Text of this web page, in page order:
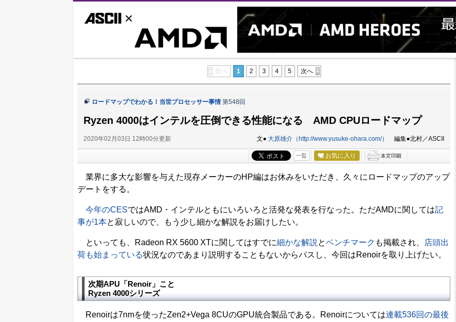
AMD
前へ 1 2 3 4 5 次へ
ロードマップでわかる！当世プロセッサー事情 第548回
Ryzen 4000はインテルを圧倒できる性能になる AMD CPUロードマップ
2020年02月03日 12時00分更新 文● 大原雄介（http://www.yusuke-ohara.com/） 編集●北村／ASCII
一覧 お気に入り
業界に多大な影響を与えた現存メーカーのHP編はお休みをいただき、久々にロードマップのアップ
デートをする。
今年のCESではAMD・インテルともにいろいろと活発な発表を行なった。ただAMDに関しては記
事が1本と寂しいので、もう少し細かな解説をお届けしたい。
といっても、Radeon RX 5600 XTに関してはすでに細かな解説 とベンチマーク も掲載され、
店頭出
荷も始まっている状況なのであまり説明することもないからパスし、今回はRenoirを取り上げたい。
次期APU「Renoir」こと
Ryzen 4000シリーズ
Renoirは7nmを使ったZen2+Vega 8CUのGPU統合製品である。Renoirについては連載536回の最後